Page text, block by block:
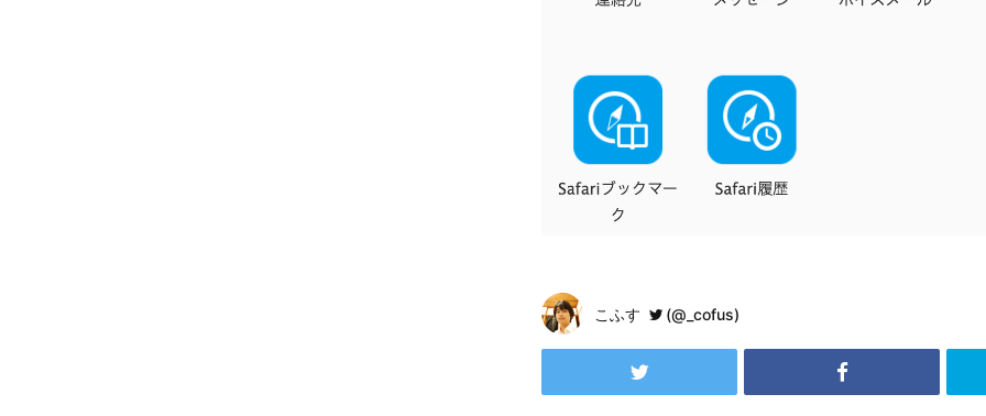
こふす (@_cofus)